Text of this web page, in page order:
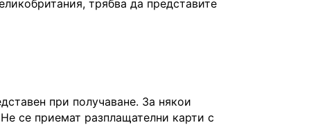
трябва да представите
при получаване. За някои
се приемат разплащателни карти с